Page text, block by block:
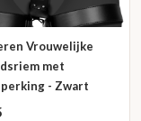
Vrouwelijke
met
- Zwart